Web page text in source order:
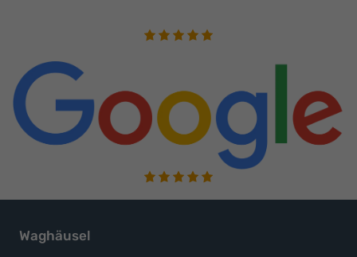
Waghäusel